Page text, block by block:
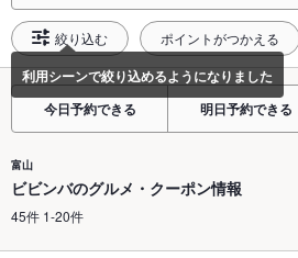
絞り込む ポイントがつかえる
今日予約できる 明日予約できる
富山
ビビンバのグルメ・クーポン情報
45件 1-20件